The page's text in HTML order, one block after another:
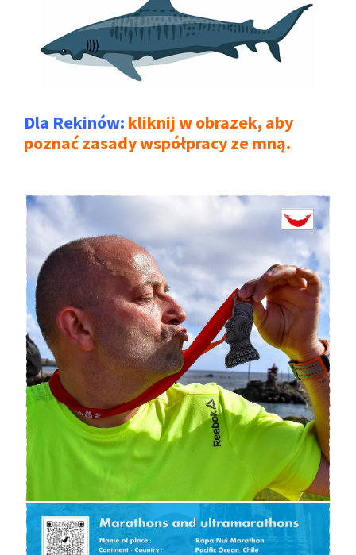
Dla Rekinów: kliknij w obrazek, aby
poznać zasady współpracy ze mną.